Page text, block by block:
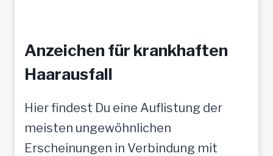
Anzeichen für krankhaften
Haarausfall
Hier findest Du eine Auflistung der
meisten ungewöhnlichen
Erscheinungen in Verbindung mit